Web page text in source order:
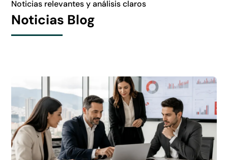
Noticias relevantes y análisis claros
Noticias Blog